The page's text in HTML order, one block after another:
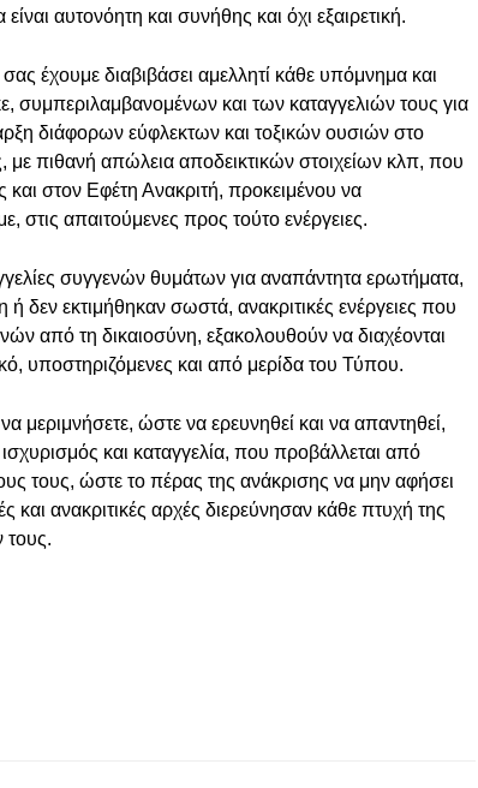
αυτονόητη και συνήθης και όχι εξαιρετική.
έχουμε διαβιβάσει αμελλητί κάθε υπόμνημα και
και των καταγγελιών τους για
διάφορων εύφλεκτων και τοξικών ουσιών στο
πιθανή απώλεια αποδεικτικών στοιχείων κλπ, που
στον Εφέτη Ανακριτή, προκειμένου να
στις απαιτούμενες προς τούτο ενέργειες.
συγγενών θυμάτων για αναπάντητα ερωτήματα,
δεν εκτιμήθηκαν σωστά, ανακριτικές ενέργειες που
από τη δικαιοσύνη, εξακολουθούν να διαχέονται
υποστηριζόμενες και από μερίδα του Τύπου.
μεριμνήσετε, ώστε να ερευνηθεί και να απαντηθεί,
και καταγγελία, που προβάλλεται από
τους, ώστε το πέρας της ανάκρισης να μην αφήσει
και ανακριτικές αρχές διερεύνησαν κάθε πτυχή της
τους.